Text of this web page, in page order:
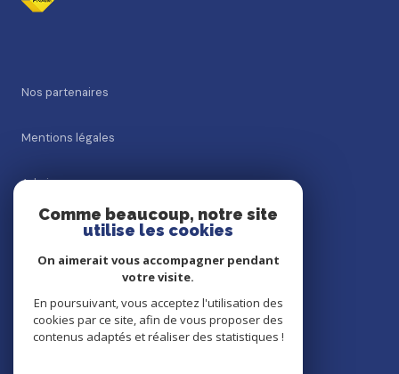
nos partenaires
mentions légales
admin
nos honoraires
cookies
Comme beaucoup, notre site
utilise les cookies
On aimerait vous accompagner pendant
votre visite.
En poursuivant, vous acceptez l'utilisation des
cookies par ce site, afin de vous proposer des
contenus adaptés et réaliser des statistiques !